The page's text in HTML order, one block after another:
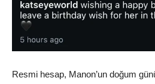
Resmi hesap, Manon’un doğum